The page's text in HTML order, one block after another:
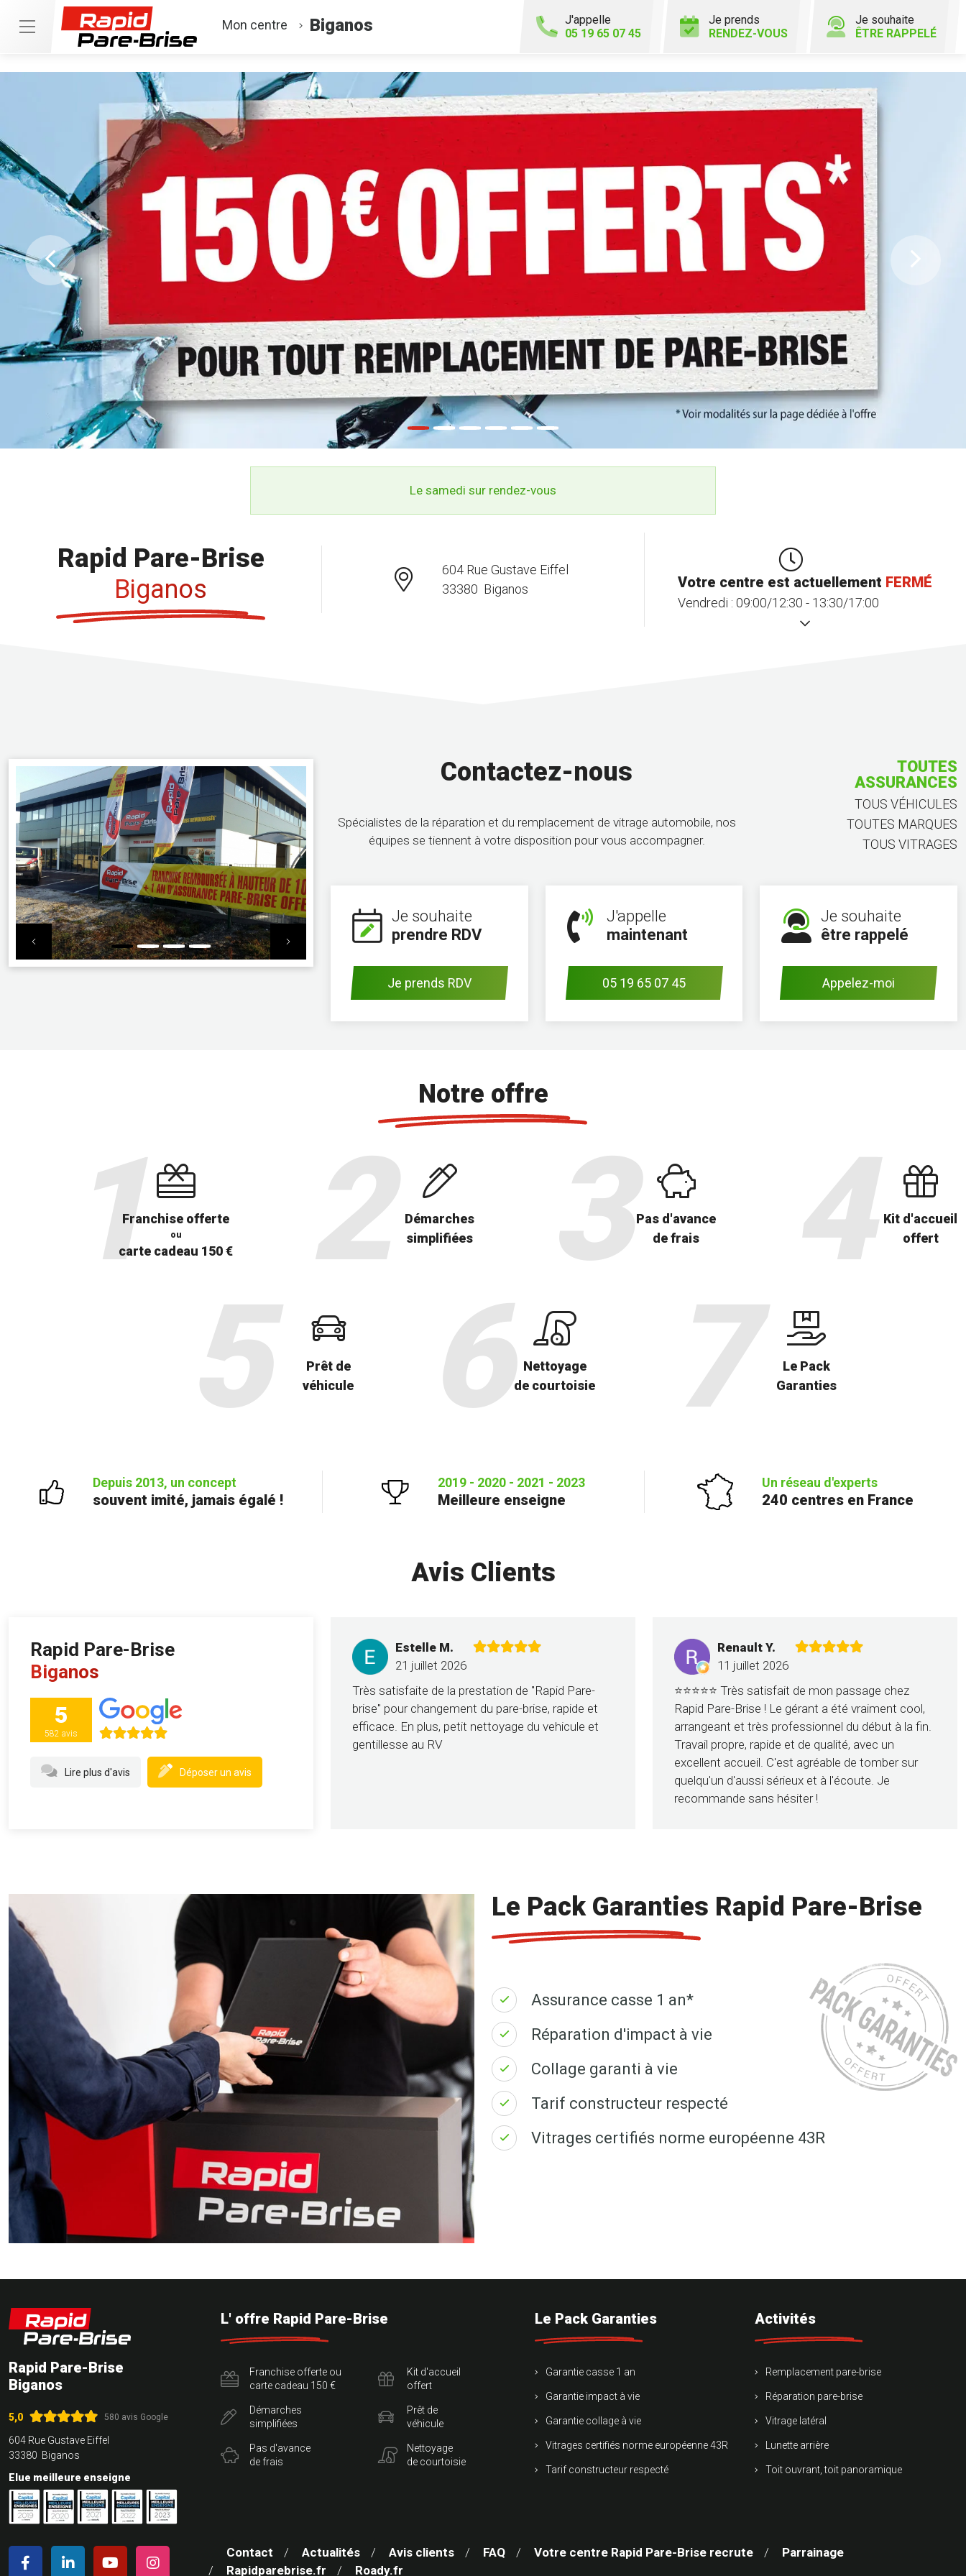
Mon centre Biganos
J'appelle
05 19 65 07 45
Je prends
RENDEZ-VOUS
Je souhaite
ÊTRE RAPPELÉ
Previous
Le samedi sur rendez-vous
Rapid Pare-Brise
Biganos
604 Rue Gustave Eiffel
33380 Biganos
Votre centre est actuellement FERMÉ
Vendredi :09:00/12:30 - 13:30/17:00
Previous Next
Contactez-nous
Spécialistes de la réparation et du remplacement de vitrage automobile, nos
équipes se tiennent à votre disposition pour vous accompagner.
TOUTES ASSURANCES
TOUS VÉHICULES
TOUTES MARQUES
TOUS VITRAGES
Je souhaite
prendre RDV
Je prends RDV
J'appelle
maintenant
05 19 65 07 45
Je souhaite
être rappelé
Appelez-moi
Notre offre
Franchise offerte
ou
carte cadeau 150 €
Démarches
simplifiées
Pas d'avance
de frais
Kit d'accueil
offert
Prêt de
véhicule
Nettoyage
de courtoisie
Le Pack
Garanties
Depuis 2013, un concept
souvent imité, jamais égalé !
2019 - 2020 - 2021 - 2023
Meilleure enseigne
Un réseau d'experts
240 centres en France
Avis Clients
Rapid Pare-Brise
Biganos
5
582 avis
Lire plus d'avis Déposer un avis
Estelle M.
21 juillet 2026
Très satisfaite de la prestation de "Rapid Pare-
brise" pour changement du pare-brise, rapide et
efficace. En plus, petit nettoyage du vehicule et
gentillesse au RV
Renault Y.
11 juillet 2026
⭐⭐⭐⭐⭐ Très satisfait de mon passage chez
Rapid Pare-Brise ! Le gérant a été vraiment cool,
arrangeant et très professionnel du début à la fin.
Travail propre, rapide et de qualité, avec un
excellent accueil. C'est agréable de tomber sur
quelqu'un d'aussi sérieux et à l'écoute. Je
recommande sans hésiter !
Le Pack Garanties Rapid Pare-Brise
Assurance casse 1 an*
Réparation d'impact à vie
Collage garanti à vie
Tarif constructeur respecté
Vitrages certifiés norme européenne 43R
Rapid Pare-Brise
Biganos
5,0 580 avis Google
604 Rue Gustave Eiffel
33380 Biganos
Elue meilleure enseigne
L' offre Rapid Pare-Brise
Franchise offerte ou
carte cadeau 150 €
Démarches
simplifiées
Pas d'avance
de frais
Kit d'accueil
offert
Prêt de
véhicule
Nettoyage
de courtoisie
Le Pack Garanties
Garantie casse 1 an
Garantie impact à vie
Garantie collage à vie
Vitrages certifiés norme européenne 43R
Tarif constructeur respecté
Activités
Remplacement pare-brise
Réparation pare-brise
Vitrage latéral
Lunette arrière
Toit ouvrant, toit panoramique
Contact Actualités Avis clients FAQ Votre centre Rapid Pare-Brise recrute
Parrainage
Rapidparebrise.fr
Roady.fr